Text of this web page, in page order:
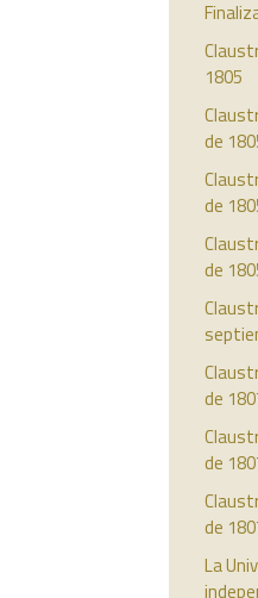
1805
de
de
de
de
de
de
La